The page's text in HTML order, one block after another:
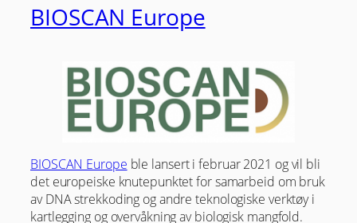
BIOSCAN Europe
BIOSCAN Europe ble lansert i februar 2021 og vil bli
det europeiske knutepunktet for samarbeid om bruk
av DNA strekkoding og andre teknologiske verktøy i
kartlegging og overvåkning av biologisk mangfold.